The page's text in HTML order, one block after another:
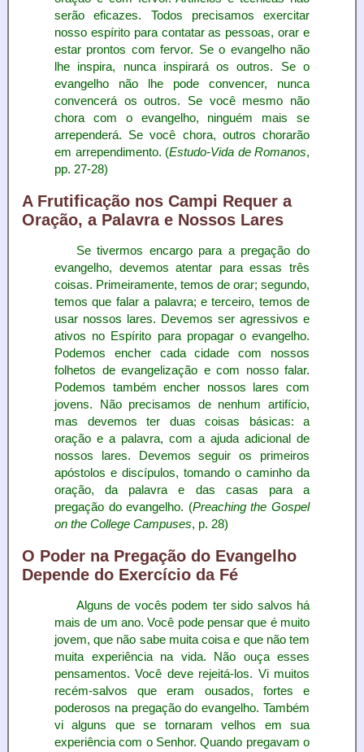
serão eficazes. Todos precisamos exercitar
nosso espírito para contatar as pessoas, orar e
estar prontos com fervor. Se o evangelho não
lhe inspira, nunca inspirará os outros. Se o
evangelho não lhe pode convencer, nunca
convencerá os outros. Se você mesmo não
chora com o evangelho, ninguém mais se
arrependerá. Se você chora, outros chorarão
em arrependimento. (Estudo-Vida de Romanos,
pp. 27-28)
A Frutificação nos Campi Requer a
Oração, a Palavra e Nossos Lares
Se tivermos encargo para a pregação do
evangelho, devemos atentar para essas três
coisas. Primeiramente, temos de orar; segundo,
temos que falar a palavra; e terceiro, temos de
usar nossos lares. Devemos ser agressivos e
ativos no Espírito para propagar o evangelho.
Podemos encher cada cidade com nossos
folhetos de evangelização e com nosso falar.
Podemos também encher nossos lares com
jovens. Não precisamos de nenhum artifício,
mas devemos ter duas coisas básicas: a
oração e a palavra, com a ajuda adicional de
nossos lares. Devemos seguir os primeiros
apóstolos e discípulos, tomando o caminho da
oração, da palavra e das casas para a
pregação do evangelho. (Preaching the Gospel
on the College Campuses, p. 28)
O Poder na Pregação do Evangelho
Depende do Exercício da Fé
Alguns de vocês podem ter sido salvos há
mais de um ano. Você pode pensar que é muito
jovem, que não sabe muita coisa e que não tem
muita experiência na vida. Não ouça esses
pensamentos. Você deve rejeitá-los. Vi muitos
recém-salvos que eram ousados, fortes e
poderosos na pregação do evangelho. Também
vi alguns que se tornaram velhos em sua
experiência com o Senhor. Quando pregavam o